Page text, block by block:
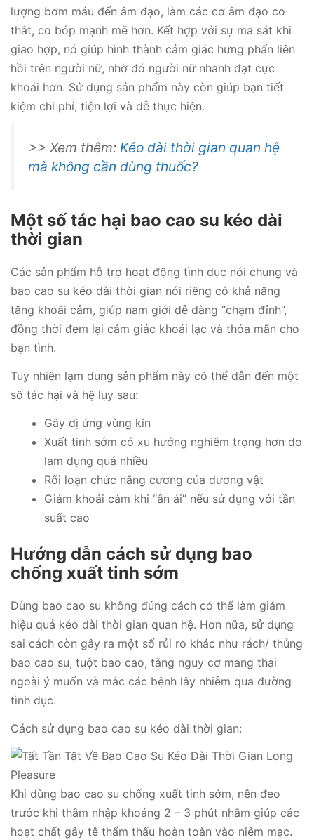
lượng bơm máu đến âm đạo, làm các cơ âm đạo co
thắt, co bóp mạnh mẽ hơn. Kết hợp với sự ma sát khi
giao hợp, nó giúp hình thành cảm giác hưng phấn liên
hồi trên người nữ, nhờ đó người nữ nhanh đạt cực
khoái hơn. Sử dụng sản phẩm này còn giúp bạn tiết
kiệm chi phí, tiện lợi và dễ thực hiện.
>> Xem thêm: Kéo dài thời gian quan hệ
mà không cần dùng thuốc?
Một số tác hại bao cao su kéo dài
thời gian
Các sản phẩm hỗ trợ hoạt động tình dục nói chung và
bao cao su kéo dài thời gian nói riêng có khả năng
tăng khoái cảm, giúp nam giới dễ dàng “chạm đỉnh”,
đồng thời đem lại cảm giác khoái lạc và thỏa mãn cho
bạn tình.
Tuy nhiên lạm dụng sản phẩm này có thể dẫn đến một
số tác hại và hệ lụy sau:
Gây dị ứng vùng kín
Xuất tinh sớm có xu hướng nghiêm trọng hơn do
lạm dụng quá nhiều
Rối loạn chức năng cương của dương vật
Giảm khoái cảm khi “ân ái” nếu sử dụng với tần
suất cao
Hướng dẫn cách sử dụng bao
chống xuất tinh sớm
Dùng bao cao su không đúng cách có thể làm giảm
hiệu quả kéo dài thời gian quan hệ. Hơn nữa, sử dụng
sai cách còn gây ra một số rủi ro khác như rách/ thủng
bao cao su, tuột bao cao, tăng nguy cơ mang thai
ngoài ý muốn và mắc các bệnh lây nhiễm qua đường
tình dục.
Cách sử dụng bao cao su kéo dài thời gian:
Khi dùng bao cao su chống xuất tinh sớm, nên đeo
trước khi thâm nhập khoảng 2 – 3 phút nhằm giúp các
hoạt chất gây tê thẩm thấu hoàn toàn vào niêm mạc.